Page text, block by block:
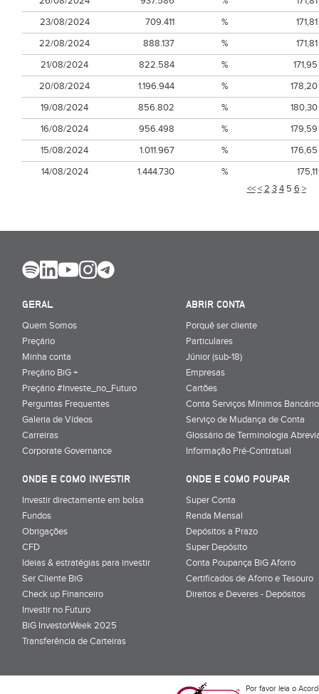
<< < 2 3 45 6 >
23/08/2024
709.411 %
171,81
22/08/2024
888.137 %
171,81
21/08/2024
822.584 %
171,95
20/08/2024
1.196.944 %
178,20
19/08/2024
856.802 %
180,30
16/08/2024
956.498 %
179,59
15/08/2024
1.011.967 %
176,65
14/08/2024
1.444.730 % 175,11
GERAL
Quem Somos
Preçário
Minha conta
Preçário BiG +
Preçário #Investe_no_Futuro
Perguntas Frequentes
Galeria de Vídeos
Carreiras
Corporate Governance
ABRIR CONTA
Porquê ser cliente
Particulares
Júnior (sub-18)
Empresas
Cartões
Conta Serviços Mínimos
Serviço de Mudança de Conta
Glossário de Terminologia
Informação Pré-Contratual
ONDE E COMO INVESTIR
Investir directamente em bolsa
Fundos
Obrigações
CFD
Ideias & estratégias para investir
Ser Cliente BiG
Check up Financeiro
Investir no Futuro
BiG InvestorWeek 2025;
Transferência de Carteiras;
ONDE E COMO POUPAR
Super Conta
Renda Mensal
Depósitos a Prazo
Super Depósito
Conta Poupança BiG Aforro
Certificados de Aforro e Tesouro
Direitos e Deveres - Depósitos
Por favor leia o